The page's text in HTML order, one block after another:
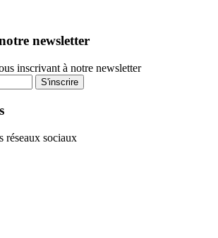
newsletter
inscrivant à notre newsletter
S'inscrire
réseaux sociaux